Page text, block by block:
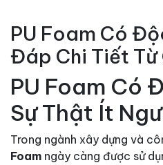
PU Foam Có
Đáp Chi Tiết Từ
PU Foam Có
Sự Thật Ít
Trong ngành xây dựng và
Foam ngày càng được sử